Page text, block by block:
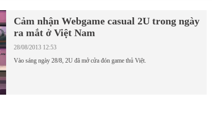
Cảm nhận Webgame casual 2U trong ngày
ra mắt ở Việt Nam
28/08/2013 12:53
Vào sáng ngày 28/8, 2U đã mở cửa đón game thủ Việt.